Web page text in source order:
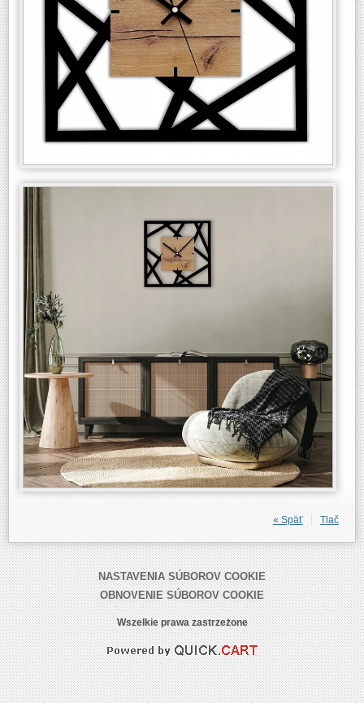
Tlač
« Späť
NASTAVENIA SÚBOROV COOKIE
OBNOVENIE SÚBOROV COOKIE
Wszelkie prawa zastrzeżone